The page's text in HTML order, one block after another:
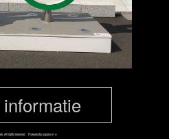
All rights reserved · Powered bypepperUP ®